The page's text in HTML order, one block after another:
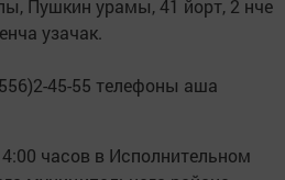
Пушкин урамы, 41 йорт, 2 нче
узачак.
45-55 телефоны аша
часов в Исполнительном